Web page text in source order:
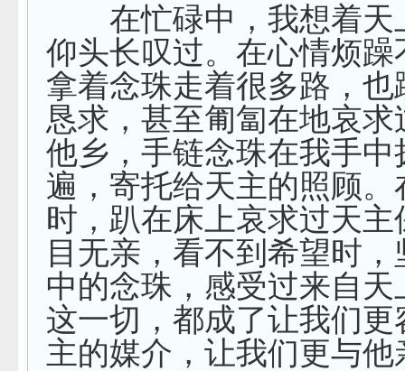
在忙碌中，我想着天
仰头长叹过。在心情烦躁
拿着念珠走着很多路，也
恳求，甚至匍匐在地哀求
他乡，手链念珠在我手中
遍，寄托给天主的照顾。
时，趴在床上哀求过天主
目无亲，看不到希望时
中的念珠，感受过来自天
这一切，都成了让我们更
主的媒介，让我们更与他